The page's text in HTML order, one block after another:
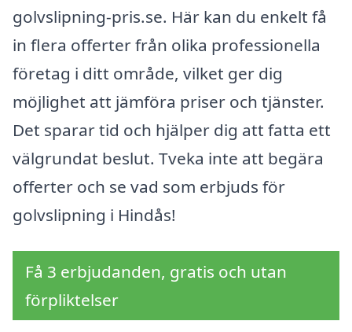
golvslipning-pris.se. Här kan du enkelt få
in flera offerter från olika professionella
företag i ditt område, vilket ger dig
möjlighet att jämföra priser och tjänster.
Det sparar tid och hjälper dig att fatta ett
välgrundat beslut. Tveka inte att begära
offerter och se vad som erbjuds för
golvslipning i Hindås!
Få 3 erbjudanden, gratis och utan
förpliktelser